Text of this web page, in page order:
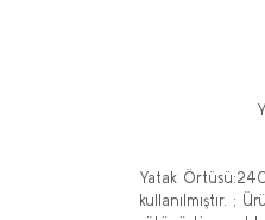
Yatak
kullanılmıştır. ;